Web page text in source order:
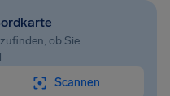
ob Sie
Scannen